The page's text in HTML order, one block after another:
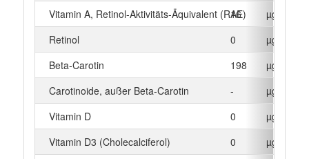
Vitamin A, Retinol-Aktivitäts-Äquivalent (RAE)
16
µg
Retinol
0
µg
Beta‑Carotin
198
µg
Carotinoide, außer Beta-Carotin
-
µg
Vitamin D
0
µg
Vitamin D3 (Cholecalciferol)
0
µg